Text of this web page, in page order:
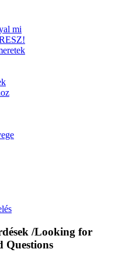
mi
/Looking for
Questions